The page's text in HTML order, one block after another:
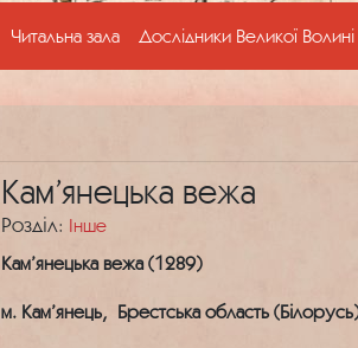
Читальна зала Дослідники Великої Волині
Кам’янецька вежа
Розділ: Інше
Кам’янецька вежа (1289)
м. Кам’янець, Брестська область (Білорусь)